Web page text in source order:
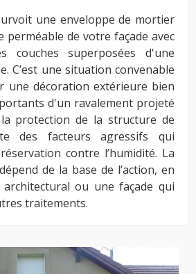
une enveloppe de mortier
perméable de votre façade avec
couches superposées d'une
C’est une situation convenable
une décoration extérieure bien
d'un ravalement projeté
protection de la structure de
des facteurs agressifs qui
contre l’humidité. La
de la base de l’action, en
ou une façade qui
traitements.